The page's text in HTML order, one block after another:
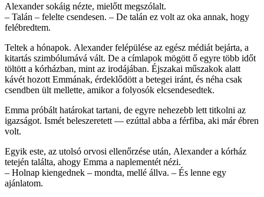
Alexander sokáig nézte, mielőtt megszólalt.
– Talán – felelte csendesen. – De talán ez volt az oka annak, hogy
felébredtem.
Teltek a hónapok. Alexander felépülése az egész médiát bejárta, a
kitartás szimbólumává vált. De a címlapok mögött ő egyre több időt
töltött a kórházban, mint az irodájában. Éjszakai műszakok alatt
kávét hozott Emmának, érdeklődött a betegei iránt, és néha csak
csendben ült mellette, amikor a folyosók elcsendesedtek.
Emma próbált határokat tartani, de egyre nehezebb lett titkolni az
igazságot. Ismét beleszeretett — ezúttal abba a férfiba, aki már ébren
volt.
Egyik este, az utolsó orvosi ellenőrzése után, Alexander a kórház
tetején találta, ahogy Emma a naplementét nézi.
– Holnap kiengednek – mondta, mellé állva. – És lenne egy
ajánlatom.